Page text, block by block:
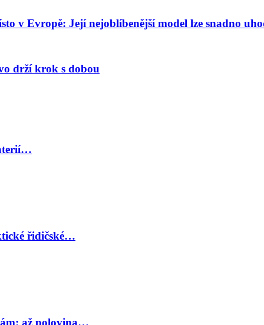
v Evropě: Její nejoblíbenější model lze snadno
drží krok s dobou
řidičské…